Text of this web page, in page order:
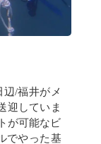
/福井がメ
迎していま
が可能なビ
でやった基